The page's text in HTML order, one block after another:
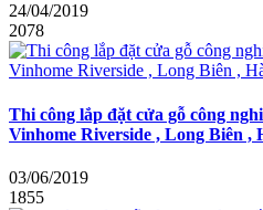
24/04/2019
2078
Thi công lắp đặt cửa gỗ công
Vinhome Riverside , Long Biên ,
03/06/2019
1855